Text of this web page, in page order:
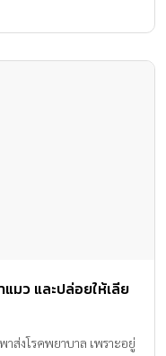
มว และปล่อยให้เลีย
ส่งโรคพยาบาล เพราะอยู่